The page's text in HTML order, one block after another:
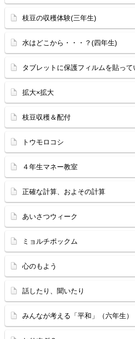
枝豆の収穫体験(三年生)
水はどこから・・・？(四年生)
タブレットに保護フィルムを貼っ
拡大×拡大
枝豆収穫＆配付
トウモロコシ
４年生マネー教室
正確な計算、およその計算
あいさつウィーク
ミョルチポックム
心のもよう
話したり、聞いたり
みんなが考える「平和」（六年生）